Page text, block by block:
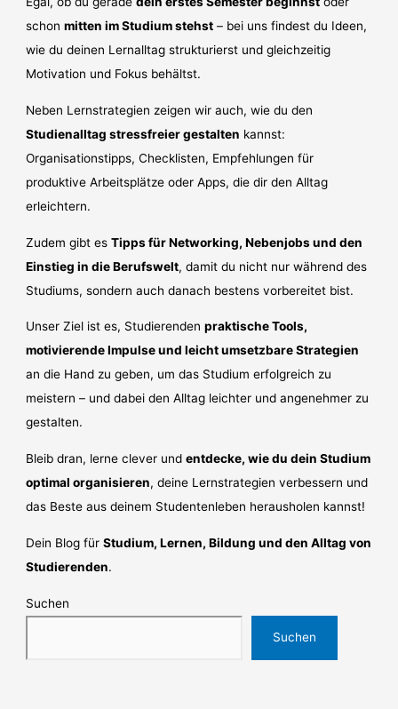
schonmitten im Studium stehst – bei uns findest du Ideen,
wie du deinen Lernalltag strukturierst und gleichzeitig
Motivation und Fokus behältst.
Neben Lernstrategien zeigen wir auch, wie du den
Studienalltag stressfreier gestalten kannst:
Organisationstipps, Checklisten, Empfehlungen für
produktive Arbeitsplätze oder Apps, die dir den Alltag
erleichtern.
Zudem gibt esTipps für Networking, Nebenjobs und den
Einstieg in die Berufswelt, damit du nicht nur während des
Studiums, sondern auch danach bestens vorbereitet bist.
Unser Ziel ist es, Studierendenpraktische Tools,
motivierende Impulse und leicht umsetzbare Strategien
an die Hand zu geben, um das Studium erfolgreich zu
meistern – und dabei den Alltag leichter und angenehmer zu
gestalten.
Bleib dran, lerne clever undentdecke, wie du dein Studium
optimal organisieren, deine Lernstrategien verbessern und
das Beste aus deinem Studentenleben herausholen kannst!
Dein Blog fürStudium, Lernen, Bildung und den Alltag von
Studierenden.
Suchen
Suchen